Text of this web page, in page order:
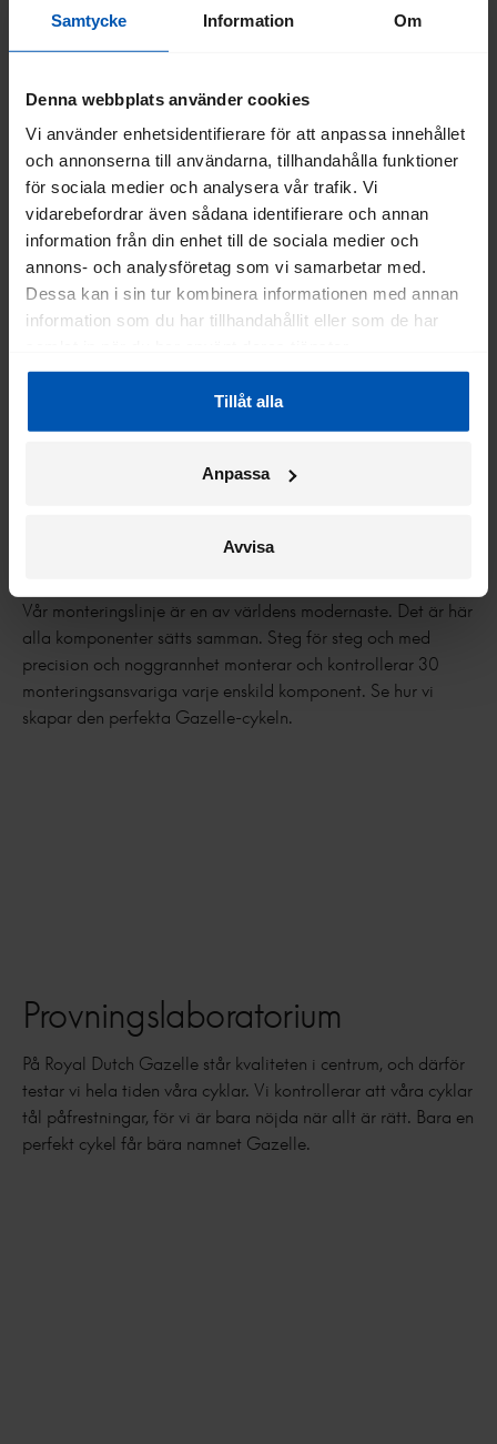
Samtycke Information Om
Denna webbplats använder cookies
Vi använder enhetsidentifierare för att anpassa innehållet
och annonserna till användarna, tillhandahålla funktioner
för sociala medier och analysera vår trafik. Vi
vidarebefordrar även sådana identifierare och annan
information från din enhet till de sociala medier och
annons- och analysföretag som vi samarbetar med.
Dessa kan i sin tur kombinera informationen med annan
information som du har tillhandahållit eller som de har
Tillåt alla
Anpassa
Avvisa
Hjulmontering
På Royal Dutch Gazelle tillverkar vi 300 000 nya cyklar
varje år, vilket betyder att vi behöver dubbelt så många hjul.
Dessa hjul monterar vi själva. Se hur vi tillverkar över en halv
miljon hjul per år.
Vår monteringslinje är en av världens modernaste. Det är här
alla komponenter sätts samman. Steg för steg och med
precision och noggrannhet monterar och kontrollerar 30
monteringsansvariga varje enskild komponent. Se hur vi
skapar den perfekta Gazelle-cykeln.
Provningslaboratorium
På Royal Dutch Gazelle står kvaliteten i centrum, och därför
testar vi hela tiden våra cyklar. Vi kontrollerar att våra cyklar
tål påfrestningar, för vi är bara nöjda när allt är rätt. Bara en
perfekt cykel får bära namnet Gazelle.